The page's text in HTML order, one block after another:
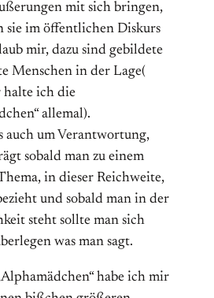
mit sich bringen,
sie im öffentlichen Diskurs
mir, dazu sind gebildete
Menschen in der Lage(
halte ich die
allemal).
auch um Verantwortung,
sobald man zu einem
in dieser Reichweite,
und sobald man in der
steht sollte man sich
was man sagt.
habe ich mir